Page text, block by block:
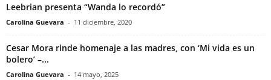
Leebrian presenta “Wanda lo recordó”
Carolina Guevara - 11 diciembre, 2020
Cesar Mora rinde homenaje a las madres, con ‘Mi vida es un
bolero’ –...
Carolina Guevara - 14 mayo, 2025